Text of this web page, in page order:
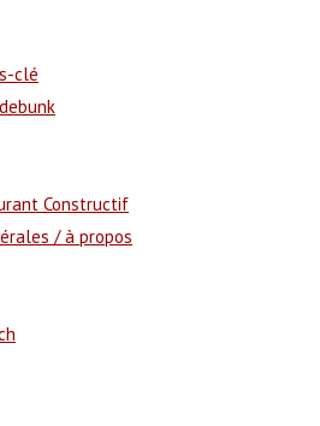
clé
Constructif
/ à propos